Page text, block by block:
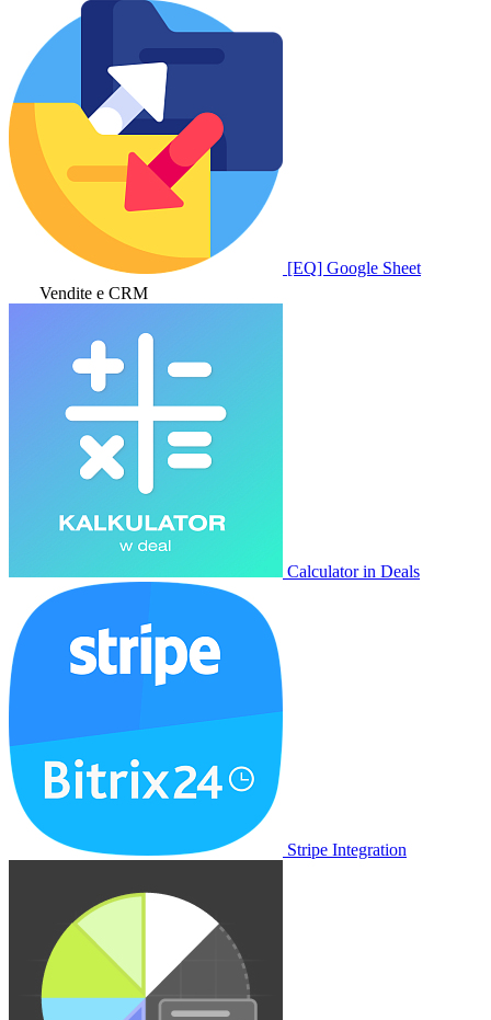
[EQ] Google Sheet
Vendite e CRM
Calculator in Deals
Stripe Integration